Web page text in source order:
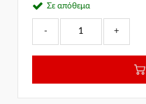
Σε απόθεμα
- +